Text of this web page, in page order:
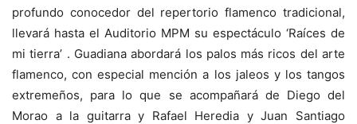
profundo conocedor del repertorio flamenco tradicional,
llevará hasta el Auditorio MPM su espectáculo ‘Raíces de
mi tierra’ . Guadiana abordará los palos más ricos del arte
flamenco, con especial mención a los jaleos y los tangos
extremeños, para lo que se acompañará de Diego del
Morao a la guitarra y Rafael Heredia y Juan Santiago